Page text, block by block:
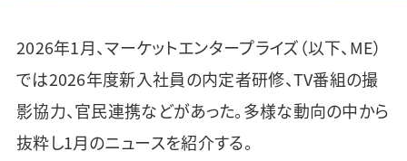
2026年1月、マーケットエンタープライズ（以下、ME）
では2026年度新入社員の内定者研修、TV番組の撮
影協力、官民連携などがあった。多様な動向の中から
抜粋し1月のニュースを紹介する。